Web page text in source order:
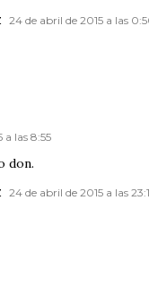
24 de abril de 2015 a las
a las 8:55
don.
24 de abril de 2015 a las